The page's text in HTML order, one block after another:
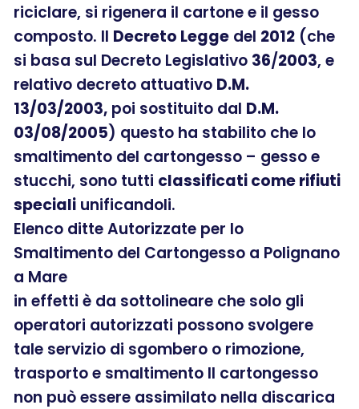
riciclare, si rigenera il cartone e il gesso
composto. Il Decreto Legge del 2012 (che
si basa sul Decreto Legislativo 36/2003, e
relativo decreto attuativo D.M.
13/03/2003, poi sostituito dal D.M.
03/08/2005) questo ha stabilito che lo
smaltimento del cartongesso – gesso e
stucchi, sono tutti classificati come rifiuti
speciali unificandoli.
Elenco ditte Autorizzate per lo
Smaltimento del Cartongesso a Polignano
a Mare
in effetti è da sottolineare che solo gli
operatori autorizzati possono svolgere
tale servizio di sgombero o rimozione,
trasporto e smaltimento Il cartongesso
non può essere assimilato nella discarica